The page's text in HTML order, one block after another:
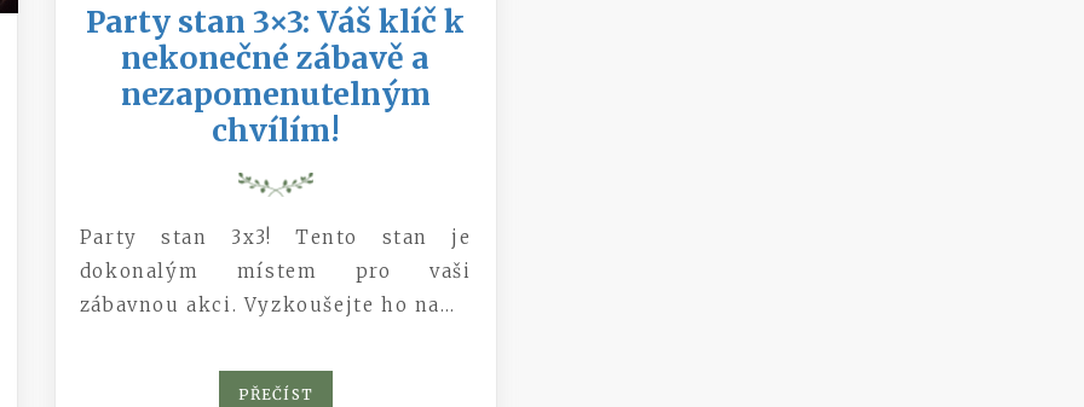
Party stan 3×3: Váš klíč k
nekonečné zábavě a
nezapomenutelným
chvílím!
Party stan 3x3! Tento stan je
dokonalým místem pro vaši
zábavnou akci. Vyzkoušejte ho na…
PŘEČÍST